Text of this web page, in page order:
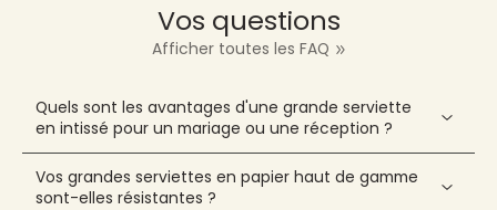
Vos questions
Afficher toutes les FAQ
Quels sont les avantages d'une grande serviette
en intissé pour un mariage ou une réception ?
Vos grandes serviettes en papier haut de gamme
sont-elles résistantes ?